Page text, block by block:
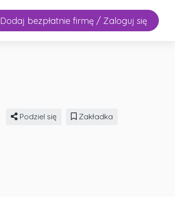
Dodaj bezpłatnie firmę / Zaloguj się
Podziel się Zakładka